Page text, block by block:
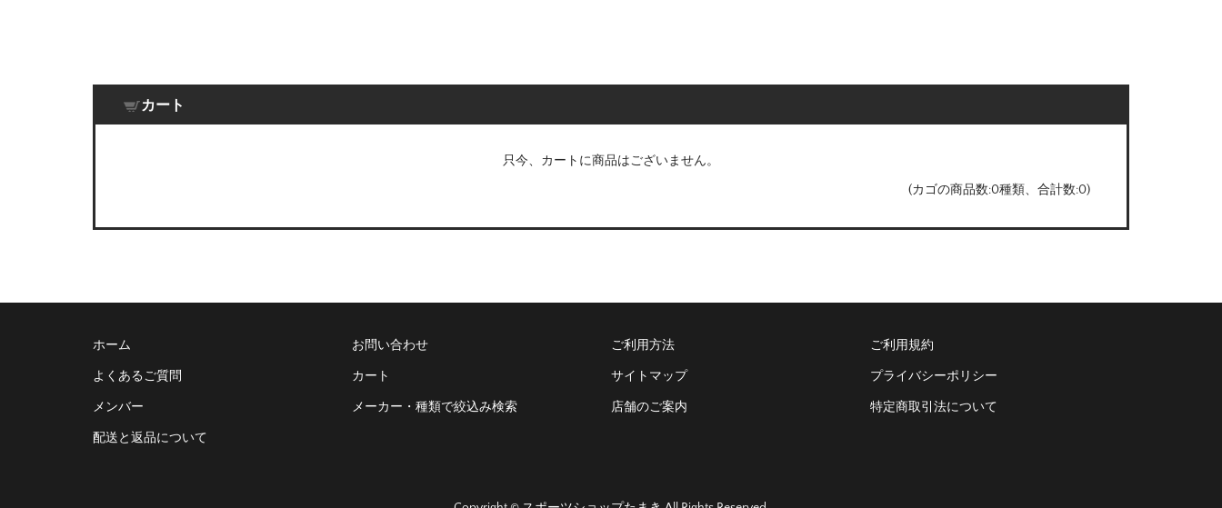
カート
只今、カートに商品はございません。
(カゴの商品数:0種類、合計数:0)
ホーム お問い合わせ ご利用方法 ご利用規約
よくあるご質問 カート サイトマップ プライバシーポリシー
メンバー メーカー・種類で絞込み検索 店舗のご案内 特定商取引法について
配送と返品について